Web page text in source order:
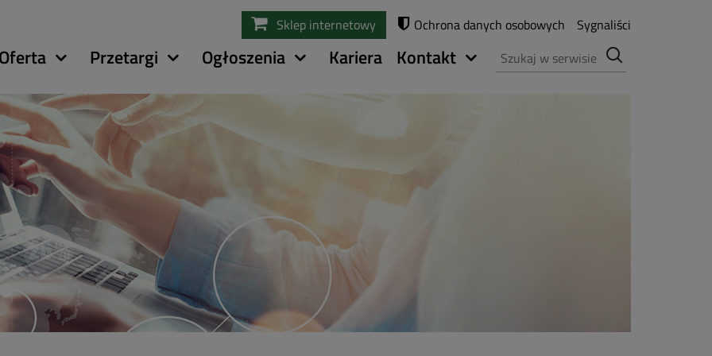
treści
Sklep internetowy Ochrona danych osobowych Sygnaliści
Oferta Przetargi Ogłoszenia Kariera Kontakt Szukaj